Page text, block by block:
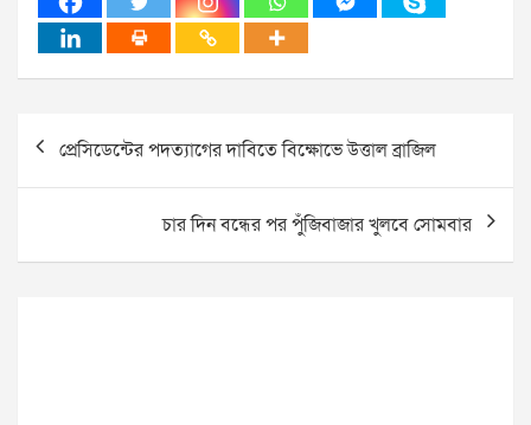
Post
navigation
প্রেসিডেন্টের পদত্যাগের দাবিতে বিক্ষোভে উত্তাল ব্রাজিল
চার দিন বন্ধের পর পুঁজিবাজার খুলবে সোমবার